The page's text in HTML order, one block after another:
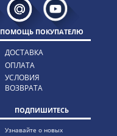
ПОМОЩЬ ПОКУПАТЕЛЮ
ДОСТАВКА
ОПЛАТА
УСЛОВИЯ
ВОЗВРАТА
ПОДПИШИТЕСЬ
Узнавайте о новых